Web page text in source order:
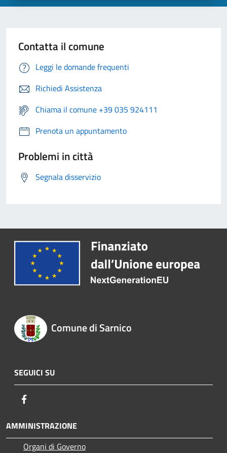
Contatta il comune
Leggi le domande frequenti
Richiedi Assistenza
Chiama il comune +39 035 924111
Prenota un appuntamento
Problemi in città
Segnala disservizio
Comune di Sarnico
SEGUICI SU
AMMINISTRAZIONE
Organi di Governo